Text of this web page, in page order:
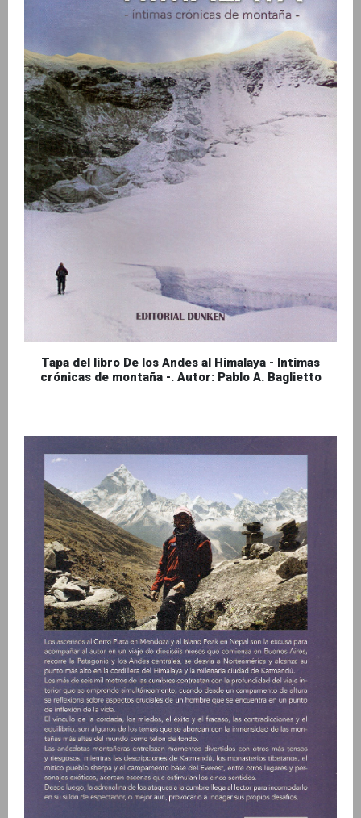
Tapa del libro De los Andes al Himalaya - Intimas
crónicas de montaña -. Autor: Pablo A. Baglietto